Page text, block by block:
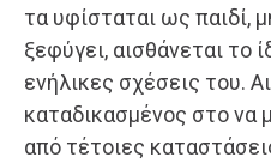
τα υφίσταται ως παιδί,
ξεφύγει, αισθάνεται το
ενήλικες σχέσεις του.
καταδικασμένος στο να
από τέτοιες